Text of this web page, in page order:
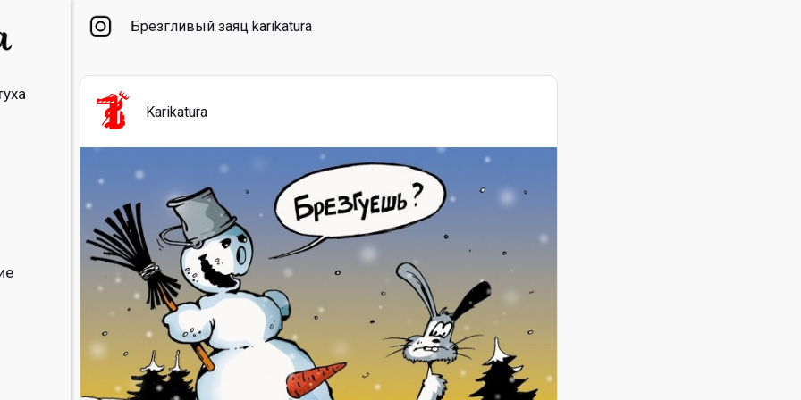
Брезгливый заяц karikatura
Karikatura